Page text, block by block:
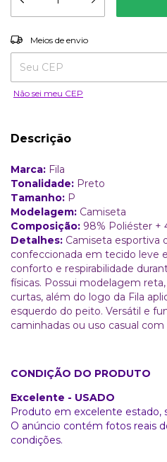
Entregas para o CEP:
Meios de envio
Não sei meu CEP
Descrição
Marca: Fila
Tonalidade: Preto
Tamanho: P
Modelagem: Camiseta
Composição: 98% Poliéster +
Detalhes: Camiseta esportiva
confeccionada em tecido leve
conforto e respirabilidade
físicas. Possui modelagem
curtas, além do logo da Fila
esquerdo do peito. Versátil e
caminhadas ou uso casual
CONDIÇÃO DO PRODUTO
Excelente - USADO
Produto em excelente estado,
O anúncio contém fotos reais
condições.